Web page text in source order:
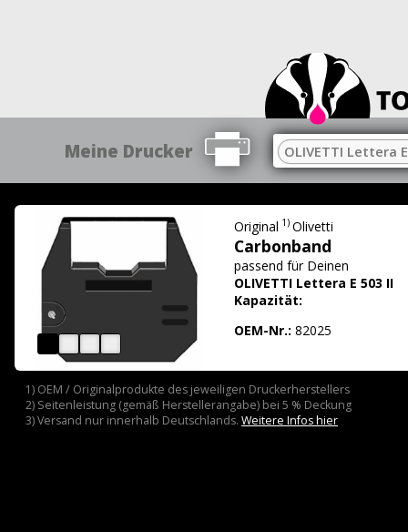
Meine Drucker OLIVETTI Lettera
Original 1) Olivetti
Carbonband
passend für Deinen
OLIVETTI Lettera E 503 II
Kapazität:
OEM-Nr.: 82025
1) OEM / Originalprodukte des jeweiligen Druckerherstellers
2) Seitenleistung (gemäß Herstellerangabe) bei 5 % Deckung
3) Versand nur innerhalb Deutschlands. Weitere Infos hier